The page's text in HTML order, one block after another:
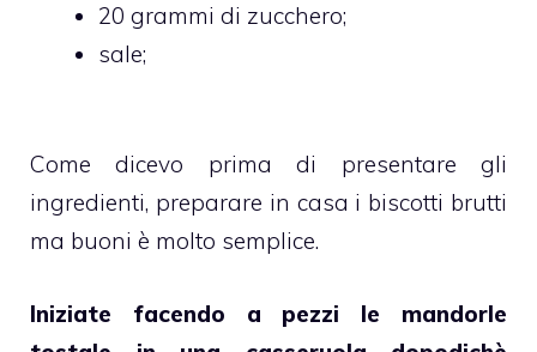
20 grammi di zucchero;
sale;
Come dicevo prima di presentare gli
ingredienti, preparare in casa i biscotti brutti
ma buoni è molto semplice.
Iniziate facendo a pezzi le mandorle